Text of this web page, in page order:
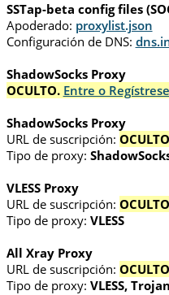
SSTap-beta config files
Apoderado: proxylist.json
Configuración de DNS:
ShadowSocks Proxy
OCULTO. Entre o
ShadowSocks Proxy
URL de suscripción:
Tipo de proxy:
VLESS Proxy
URL de suscripción:
Tipo de proxy: VLESS
All Xray Proxy
URL de suscripción:
Tipo de proxy: VLESS,